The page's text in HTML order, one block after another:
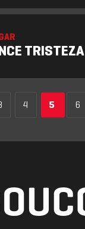
TRISTEZA
4 5 6